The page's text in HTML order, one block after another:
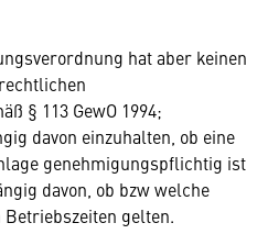
hat aber keinen
§ 113 GewO 1994;
davon einzuhalten, ob eine
genehmigungspflichtig ist
davon, ob bzw welche
gelten.